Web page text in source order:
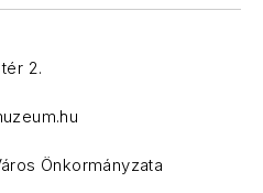
2.
Önkormányzata